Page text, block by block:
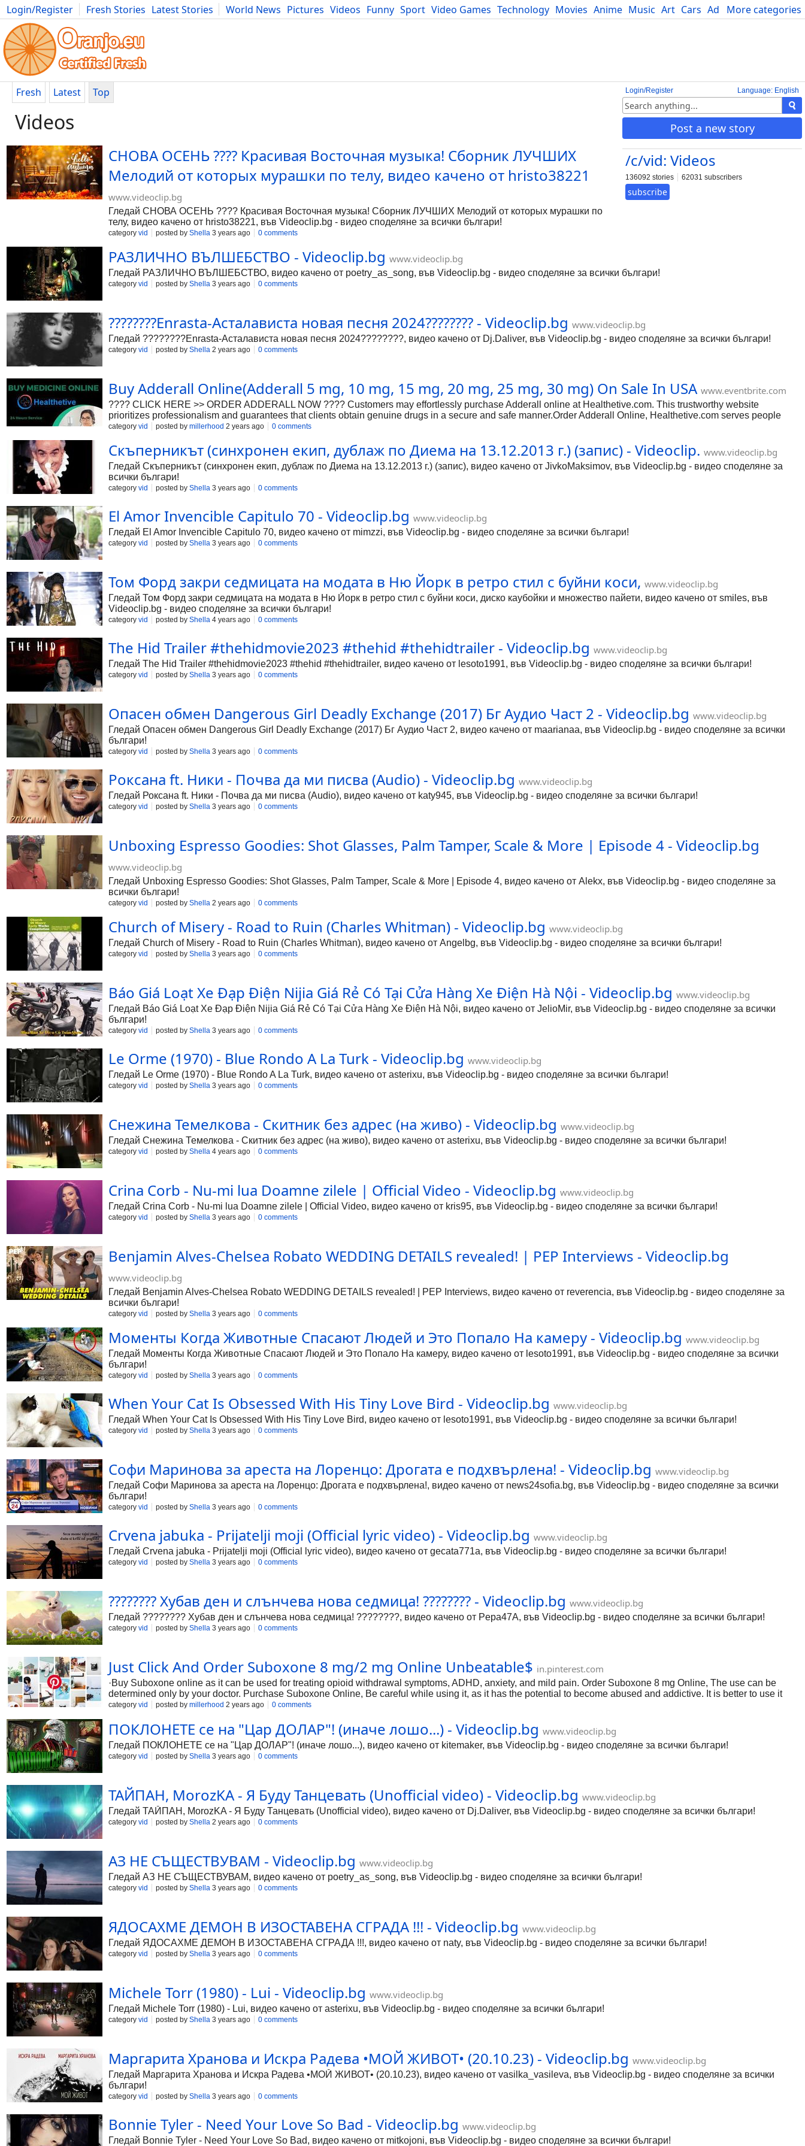
More categories
Login/Register Fresh Stories Latest Stories World News Pictures Videos Funny Sport Video Games Technology Movies Anime Music Art Cars Advice Science
Photography Comics Bulgaria Fitness Food Literature Developers Blog
Language: English
Login/Register
Post a new story
/c/vid: Videos
136092 stories 62031 subscribers
subscribe
Fresh Latest Top
Videos
СНОВА ОСЕНЬ ???? Красивая Восточная музыка! Сборник ЛУЧШИХ
Мелодий от которых мурашки по телу, видео качено от hristo38221
www.videoclip.bg
Гледай СНОВА ОСЕНЬ ???? Красивая Восточная музыка! Сборник ЛУЧШИХ Мелодий от которых мурашки по
телу, видео качено от hristo38221, във Videoclip.bg - видео споделяне за всички българи!
category vid posted by Shella 3 years ago 0 comments
РАЗЛИЧНО ВЪЛШЕБСТВО - Videoclip.bg www.videoclip.bg
Гледай РАЗЛИЧНО ВЪЛШЕБСТВО, видео качено от poetry_as_song, във Videoclip.bg - видео споделяне за всички българи!
category vid posted by Shella 3 years ago 0 comments
????????Еnrasta-Асталависта новая песня 2024???????? - Videoclip.bg www.videoclip.bg
Гледай ????????Еnrasta-Асталависта новая песня 2024????????, видео качено от Dj.Daliver, във Videoclip.bg - видео споделяне за всички българи!
category vid posted by Shella 2 years ago 0 comments
Buy Adderall Online(Adderall 5 mg, 10 mg, 15 mg, 20 mg, 25 mg, 30 mg) On Sale In USA www.eventbrite.com
???? CLICK HERE >> ORDER ADDERALL NOW ???? Customers may effortlessly purchase Adderall online at Healthetive.com. This trustworthy website
prioritizes professionalism and guarantees that clients obtain genuine drugs in a secure and safe manner.Order Adderall Online, Healthetive.com serves people
who need Adderall prescription medication for the treatment of narcolepsy or attention deficit hyperactivity disorder (ADHD) by making it easily accessible. Order
Buy Adderall 30 Mg Online quietly and quickly delivers Buying Adderall to consumers' doorsteps through an easy-to-use ordering Adderall 30 mg. The website also
offers educational materials about dosage recommendations and possible adverse effects, empowering users to make knowledgeable decisions about their health.
All things considered, Healthetive.com is a r
category vid posted by millerhood 2 years ago 0 comments
Скъперникът (синхронен екип, дублаж по Диема на 13.12.2013 г.) (запис) - Videoclip. www.videoclip.bg
Гледай Скъперникът (синхронен екип, дублаж по Диема на 13.12.2013 г.) (запис), видео качено от JivkoMaksimov, във Videoclip.bg - видео споделяне за
всички българи!
category vid posted by Shella 3 years ago 0 comments
El Amor Invencible Capitulo 70 - Videoclip.bg www.videoclip.bg
Гледай El Amor Invencible Capitulo 70, видео качено от mimzzi, във Videoclip.bg - видео споделяне за всички българи!
category vid posted by Shella 3 years ago 0 comments
Том Форд закри седмицата на модата в Ню Йорк в ретро стил с буйни коси, www.videoclip.bg
Гледай Том Форд закри седмицата на модата в Ню Йорк в ретро стил с буйни коси, диско каубойки и множество пайети, видео качено от smiles, във
Videoclip.bg - видео споделяне за всички българи!
category vid posted by Shella 4 years ago 0 comments
The Hid Trailer #thehidmovie2023 #thehid #thehidtrailer - Videoclip.bg www.videoclip.bg
Гледай The Hid Trailer #thehidmovie2023 #thehid #thehidtrailer, видео качено от lesoto1991, във Videoclip.bg - видео споделяне за всички българи!
category vid posted by Shella 3 years ago 0 comments
Опасен обмен Dangerous Girl Deadly Exchange (2017) Бг Аудио Част 2 - Videoclip.bg www.videoclip.bg
Гледай Опасен обмен Dangerous Girl Deadly Exchange (2017) Бг Аудио Част 2, видео качено от maarianaa, във Videoclip.bg - видео споделяне за всички
българи!
category vid posted by Shella 3 years ago 0 comments
Роксана ft. Ники - Почва да ми писва (Audio) - Videoclip.bg www.videoclip.bg
Гледай Роксана ft. Ники - Почва да ми писва (Audio), видео качено от katy945, във Videoclip.bg - видео споделяне за всички българи!
category vid posted by Shella 3 years ago 0 comments
Unboxing Espresso Goodies: Shot Glasses, Palm Tamper, Scale & More | Episode 4 - Videoclip.bg
www.videoclip.bg
Гледай Unboxing Espresso Goodies: Shot Glasses, Palm Tamper, Scale & More | Episode 4, видео качено от Alekx, във Videoclip.bg - видео споделяне за
всички българи!
category vid posted by Shella 2 years ago 0 comments
Church of Misery - Road to Ruin (Charles Whitman) - Videoclip.bg www.videoclip.bg
Гледай Church of Misery - Road to Ruin (Charles Whitman), видео качено от Angelbg, във Videoclip.bg - видео споделяне за всички българи!
category vid posted by Shella 3 years ago 0 comments
Báo Giá Loạt Xe Đạp Điện Nijia Giá Rẻ Có Tại Cửa Hàng Xe Điện Hà Nội - Videoclip.bg www.videoclip.bg
Гледай Báo Giá Loạt Xe Đạp Điện Nijia Giá Rẻ Có Tại Cửa Hàng Xe Điện Hà Nội, видео качено от JelioMir, във Videoclip.bg - видео споделяне за всички
българи!
category vid posted by Shella 3 years ago 0 comments
Le Orme (1970) - Blue Rondo A La Turk - Videoclip.bg www.videoclip.bg
Гледай Le Orme (1970) - Blue Rondo A La Turk, видео качено от asterixu, във Videoclip.bg - видео споделяне за всички българи!
category vid posted by Shella 3 years ago 0 comments
Снежина Темелкова - Скитник без адрес (на живо) - Videoclip.bg www.videoclip.bg
Гледай Снежина Темелкова - Скитник без адрес (на живо), видео качено от asterixu, във Videoclip.bg - видео споделяне за всички българи!
category vid posted by Shella 4 years ago 0 comments
Crina Corb - Nu-mi lua Doamne zilele | Official Video - Videoclip.bg www.videoclip.bg
Гледай Crina Corb - Nu-mi lua Doamne zilele | Official Video, видео качено от kris95, във Videoclip.bg - видео споделяне за всички българи!
category vid posted by Shella 3 years ago 0 comments
Benjamin Alves-Chelsea Robato WEDDING DETAILS revealed! | PEP Interviews - Videoclip.bg
www.videoclip.bg
Гледай Benjamin Alves-Chelsea Robato WEDDING DETAILS revealed! | PEP Interviews, видео качено от reverencia, във Videoclip.bg - видео споделяне за
всички българи!
category vid posted by Shella 3 years ago 0 comments
Моменты Когда Животные Спасают Людей и Это Попало На камеру - Videoclip.bg www.videoclip.bg
Гледай Моменты Когда Животные Спасают Людей и Это Попало На камеру, видео качено от lesoto1991, във Videoclip.bg - видео споделяне за всички
българи!
category vid posted by Shella 3 years ago 0 comments
When Your Cat Is Obsessed With His Tiny Love Bird - Videoclip.bg www.videoclip.bg
Гледай When Your Cat Is Obsessed With His Tiny Love Bird, видео качено от lesoto1991, във Videoclip.bg - видео споделяне за всички българи!
category vid posted by Shella 3 years ago 0 comments
Софи Маринова за ареста на Лоренцо: Дрогата е подхвърлена! - Videoclip.bg www.videoclip.bg
Гледай Софи Маринова за ареста на Лоренцо: Дрогата е подхвърлена!, видео качено от news24sofia.bg, във Videoclip.bg - видео споделяне за всички
българи!
category vid posted by Shella 3 years ago 0 comments
Crvena jabuka - Prijatelji moji (Official lyric video) - Videoclip.bg www.videoclip.bg
Гледай Crvena jabuka - Prijatelji moji (Official lyric video), видео качено от gecata771a, във Videoclip.bg - видео споделяне за всички българи!
category vid posted by Shella 3 years ago 0 comments
???????? Хубав ден и слънчева нова седмица! ???????? - Videoclip.bg www.videoclip.bg
Гледай ???????? Хубав ден и слънчева нова седмица! ????????, видео качено от Pepa47A, във Videoclip.bg - видео споделяне за всички българи!
category vid posted by Shella 3 years ago 0 comments
Just Click And Order Suboxone 8 mg/2 mg Online Unbeatable$ in.pinterest.com
·Buy Suboxone online as it can be used for treating opioid withdrawal symptoms, ADHD, anxiety, and mild pain. Order Suboxone 8 mg Online, The use can be
determined only by your doctor. Purchase Suboxone Online, Be careful while using it, as it has the potential to become abused and addictive. It is better to use it
under a specialist’s supervision. When using Suboxone,
category vid posted by millerhood 2 years ago 0 comments
ПОКЛОНЕТЕ се на "Цар ДОЛАР"! (иначе лошо...) - Videoclip.bg www.videoclip.bg
Гледай ПОКЛОНЕТЕ се на "Цар ДОЛАР"! (иначе лошо...), видео качено от kitemaker, във Videoclip.bg - видео споделяне за всички българи!
category vid posted by Shella 3 years ago 0 comments
ТАЙПАН, MorozKA - Я Буду Танцевать (Unofficial video) - Videoclip.bg www.videoclip.bg
Гледай ТАЙПАН, MorozKA - Я Буду Танцевать (Unofficial video), видео качено от Dj.Daliver, във Videoclip.bg - видео споделяне за всички българи!
category vid posted by Shella 2 years ago 0 comments
АЗ НЕ СЪЩЕСТВУВАМ - Videoclip.bg www.videoclip.bg
Гледай АЗ НЕ СЪЩЕСТВУВАМ, видео качено от poetry_as_song, във Videoclip.bg - видео споделяне за всички българи!
category vid posted by Shella 3 years ago 0 comments
ЯДОСАХМЕ ДЕМОН В ИЗОСТАВЕНА СГРАДА !!! - Videoclip.bg www.videoclip.bg
Гледай ЯДОСАХМЕ ДЕМОН В ИЗОСТАВЕНА СГРАДА !!!, видео качено от naty, във Videoclip.bg - видео споделяне за всички българи!
category vid posted by Shella 3 years ago 0 comments
Michele Torr (1980) - Lui - Videoclip.bg www.videoclip.bg
Гледай Michele Torr (1980) - Lui, видео качено от asterixu, във Videoclip.bg - видео споделяне за всички българи!
category vid posted by Shella 3 years ago 0 comments
Маргарита Хранова и Искра Радева •МОЙ ЖИВОТ• (20.10.23) - Videoclip.bg www.videoclip.bg
Гледай Маргарита Хранова и Искра Радева •МОЙ ЖИВОТ• (20.10.23), видео качено от vasilka_vasileva, във Videoclip.bg - видео споделяне за всички
българи!
category vid posted by Shella 3 years ago 0 comments
Bonnie Tyler - Need Your Love So Bad - Videoclip.bg www.videoclip.bg
Гледай Bonnie Tyler - Need Your Love So Bad, видео качено от mitkojoni, във Videoclip.bg - видео споделяне за всички българи!